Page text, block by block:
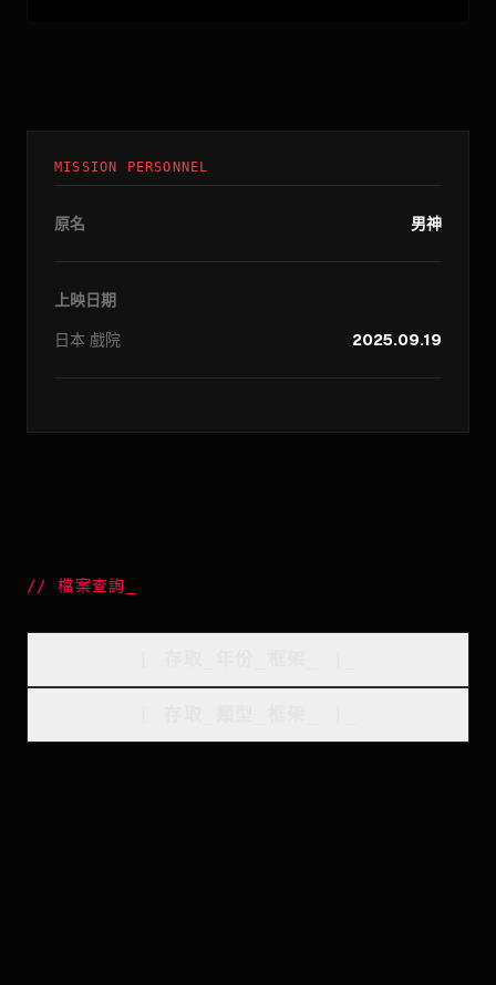
MISSION PERSONNEL
原名 男神
上映日期
日本 戲院 2025.09.19
//檔案查詢